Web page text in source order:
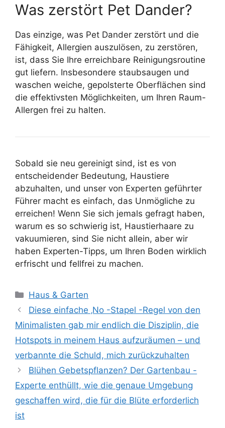
Was zerstört Pet Dander?
Das einzige, was Pet Dander zerstört und die
Fähigkeit, Allergien auszulösen, zu zerstören,
ist, dass Sie Ihre erreichbare Reinigungsroutine
gut liefern. Insbesondere staubsaugen und
waschen weiche, gepolsterte Oberflächen sind
die effektivsten Möglichkeiten, um Ihren Raum-
Allergen frei zu halten.
Sobald sie neu gereinigt sind, ist es von
entscheidender Bedeutung, Haustiere
abzuhalten, und unser von Experten geführter
Führer macht es einfach, das Unmögliche zu
erreichen! Wenn Sie sich jemals gefragt haben,
warum es so schwierig ist, Haustierhaare zu
vakuumieren, sind Sie nicht allein, aber wir
haben Experten-Tipps, um Ihren Boden wirklich
erfrischt und fellfrei zu machen.
Kategorien
Haus & Garten
Diese einfache ‚No -Stapel -Regel von den
Minimalisten gab mir endlich die Disziplin, die
Hotspots in meinem Haus aufzuräumen – und
verbannte die Schuld, mich zurückzuhalten
Blühen Gebetspflanzen? Der Gartenbau -
Experte enthüllt, wie die genaue Umgebung
geschaffen wird, die für die Blüte erforderlich
ist